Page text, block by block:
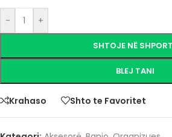
- +
SHTOJE NË
BLEJ TANI
Krahaso Shto te Favoritet